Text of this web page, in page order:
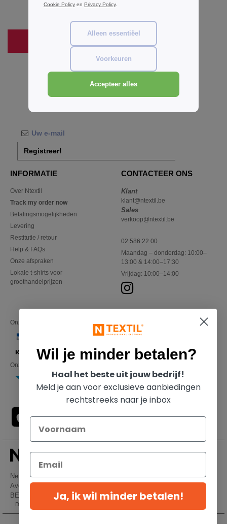
Registreer!
INFORMATIE
Over Ntextil
Track my order now
Betalingsmogelijkheden
Levering
Restitutie / retour
Help & FAQs
Onze afspraken
Lokale t-shirts voor
groothandelprijzen
CONTACTEER ONS
Klant
klant@ntextil.be
Sales
verkoop@ntextil.be
02 586 22 00
Maandag – donderdag: 10:00–
13:00 & 14:00–17:30
Vrijdag: 10:00–14:00
Onze financiële partners
Onze transporteurs
Netenders Belgium SRL
Avenue Hermann-Debroux 54, 1160, Bruxelles
BE61 3632 1629 8017
Dit is GEEN retouradres. Voor retourzending, zie hier
Cookie Policy en Privacy Policy.
Alleen essentiëel
Voorkeuren
Accepteer alles
👋 Hallo
Wil je minder betalen?
Haal het beste uit jouw bedrijf!
Meld je aan voor exclusieve aanbiedingen
rechtstreeks naar je inbox
Ja, ik wil minder betalen!